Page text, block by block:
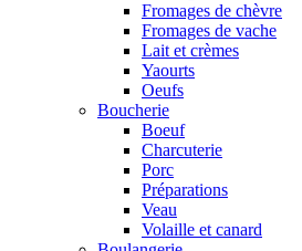
Fromages de chèvre
Fromages de vache
Lait et crèmes
Yaourts
Oeufs
Boucherie
Boeuf
Charcuterie
Porc
Préparations
Veau
Volaille et canard